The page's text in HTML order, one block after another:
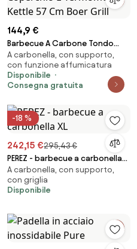
144,9 €
Barbecue A Carbone Tondo
Professionale Con Coperchio E
Termometro Kettle 57 Cm Boer
Grill
A carbonella, con supporto,
con funzione affumicatura
Disponibile
Consegna gratuita
-18 %
242,15 €295,43 €
PEREZ - barbecue a carbonella
XL
A carbonella, con supporto,
con griglia
Disponibile